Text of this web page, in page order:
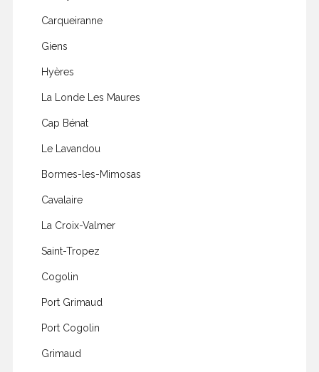
Carqueiranne
Giens
Hyères
La Londe Les Maures
Cap Bénat
Le Lavandou
Bormes-les-Mimosas
Cavalaire
La Croix-Valmer
Saint-Tropez
Cogolin
Port Grimaud
Port Cogolin
Grimaud